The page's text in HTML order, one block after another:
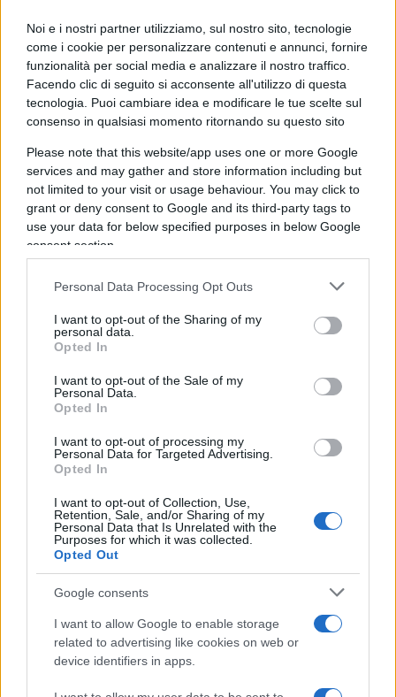
Noi e i nostri partner utilizziamo, sul nostro sito, tecnologie
come i cookie per personalizzare contenuti e annunci, fornire
funzionalità per social media e analizzare il nostro traffico.
Facendo clic di seguito si acconsente all'utilizzo di questa
tecnologia. Puoi cambiare idea e modificare le tue scelte sul
consenso in qualsiasi momento ritornando su questo sito
Please note that this website/app uses one or more Google
services and may gather and store information including but
not limited to your visit or usage behaviour. You may click to
grant or deny consent to Google and its third-party tags to
use your data for below specified purposes in below Google
consent section.
Personal Data Processing Opt Outs
I want to opt-out of the Sharing of my
personal data.
Opted In
I want to opt-out of the Sale of my
Personal Data.
Opted In
I want to opt-out of processing my
Personal Data for Targeted Advertising.
Opted In
I want to opt-out of Collection, Use,
Retention, Sale, and/or Sharing of my
Personal Data that Is Unrelated with the
Purposes for which it was collected.
Opted Out
Google consents
I want to allow Google to enable storage
related to advertising like cookies on web or
device identifiers in apps.
quarta candidatura all’Eliseo.
La Corte d’Appello ha confermato la responsabilità
penale della leader del RN, ma ha rimodulato la
pena: il periodo di ineleggibilità è stato ridotto,
consentendole di rientrare nei tempi utili per
presentarsi allepresidenziali del 2027. Resta
invece la previsione delbraccialetto elettronico
per un anno, anche se Le Pen ha già annunciato il
sospenderà l’esecuzione della misura durante
l’iter giudiziario.
Rassemblement National ha costruito la sua
offensiva politica nell’intervista concessa a TF1.
“Farò campagna elettorale senza braccialetto
elettronico”, ha dichiarato. “Poiché ho la
sospende le pene inflitte dalla Corte d’Appello”, ha
spiegato la leader dei deputati del
Rassemblement National. C’è solo un problema: la
nel bel mezzo della campagna elettorale. E se
confermasse il braccialetto? “Vedremo”, ha
risposto lei.